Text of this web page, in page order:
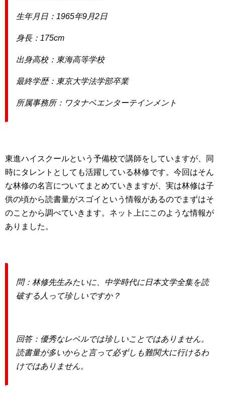
生年月日：1965年9月2日
身長：175cm
出身高校：東海高等学校
最終学歴：東京大学法学部卒業
所属事務所：ワタナベエンターテインメント
東進ハイスクールという予備校で講師をしていますが、同
時にタレントとしても活躍している林修です。今回はそん
な林修の名言についてまとめていきますが、実は林修は子
供の頃から読書量がスゴイという情報があるのでまずはそ
のことから調べていきます。ネット上にこのような情報が
ありました。
問：林修先生みたいに、中学時代に日本文学全集を読
破する人って珍しいですか？
回答：優秀なレベルでは珍しいことではありません。
読書量が多いからと言って必ずしも難関大に行けるわ
けではありません。